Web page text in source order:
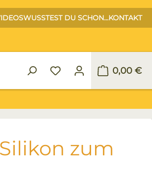
WUSSTEST DU SCHON...KONTAKT
0,00 €
zum